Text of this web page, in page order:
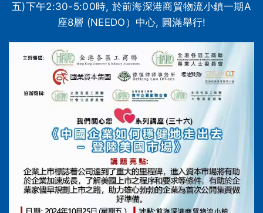
五)下午2:30-5:00時, 於前海深港商貿物流小鎮一期A
座8層 (NEEDO）中心, 圓滿舉行!